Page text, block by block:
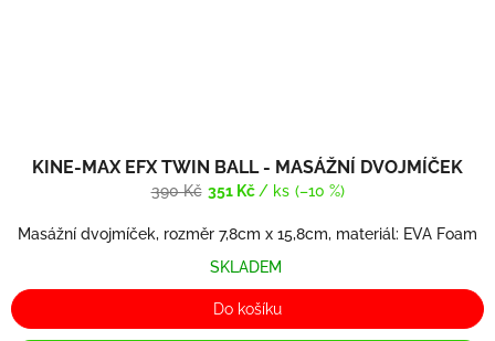
KINE-MAX EFX TWIN BALL - MASÁŽNÍ DVOJMÍČEK
390 Kč 351 Kč / ks (–10 %)
Masážní dvojmíček, rozměr 7,8cm x 15,8cm, materiál: EVA Foam
SKLADEM
Do košíku